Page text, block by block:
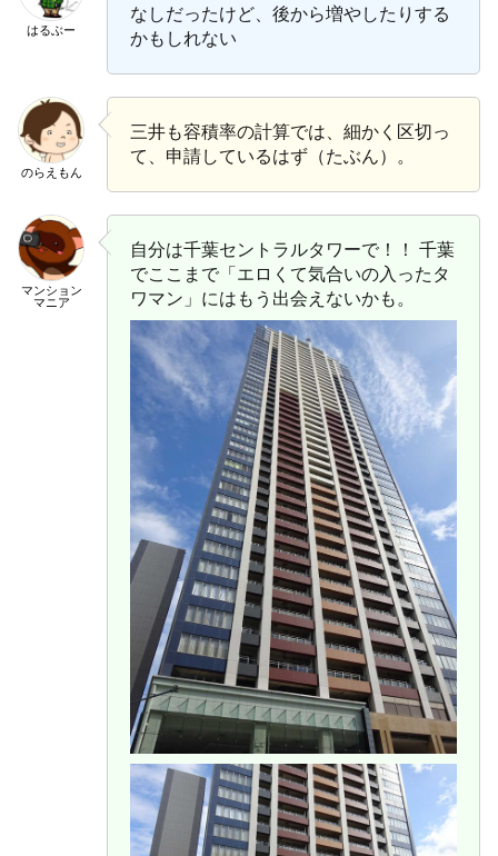
はるぶー
なしだったけど、後から増やしたりする
かもしれない
のらえもん
三井も容積率の計算では、細かく区切っ
て、申請しているはず（たぶん）。
マンション
マニア
自分は千葉セントラルタワーで！！ 千葉
でここまで「エロくて気合いの入ったタ
ワマン」にはもう出会えないかも。